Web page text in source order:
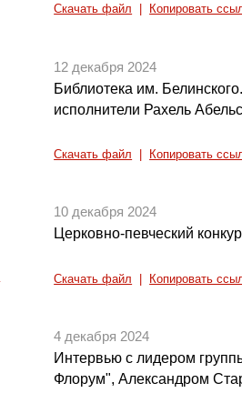
Скачать файл Копировать
12 декабря 2024
Библиотека им.
исполнители Рахель
Скачать файл Копировать
10 декабря 2024
Церковно-певческий
Скачать файл Копировать
4 декабря 2024
Интервью с лидером
Флорум", Александром